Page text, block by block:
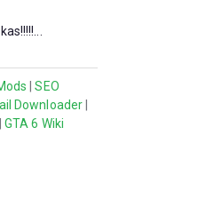
|SEO
Downloader
GTA 6 Wiki